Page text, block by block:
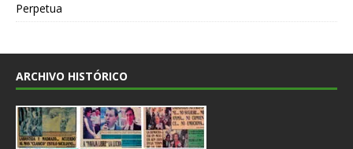
Perpetua
ARCHIVO HISTÓRICO